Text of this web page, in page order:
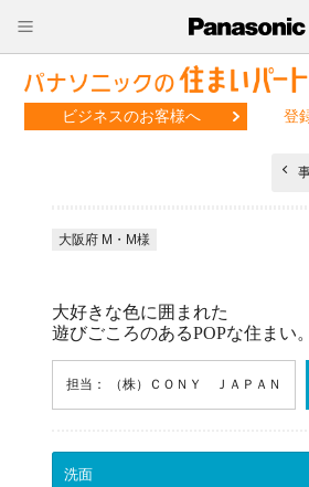
ビジネスのお客様へ 登
大阪府 M・M様
大好きな色に囲まれた
遊びごころのあるPOPな住まい。
担当： （株）ＣＯＮＹ ＪＡＰＡＮ